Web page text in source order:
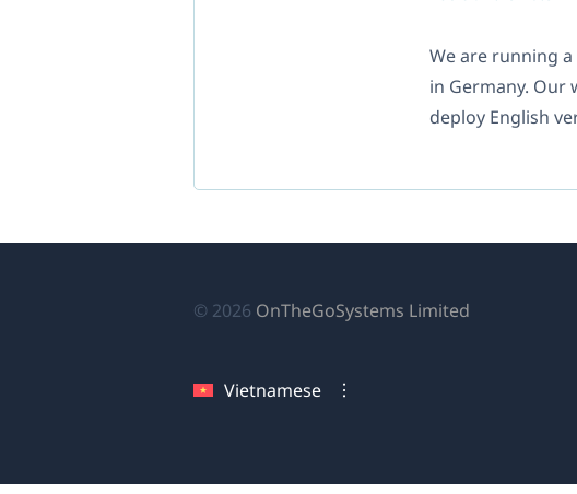
We are running
in Germany. Our
deploy English
© 2026 OnTheGoSystems Limited
Vietnamese